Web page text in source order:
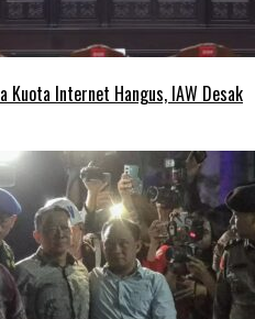
Kuota Internet Hangus, IAW Desak